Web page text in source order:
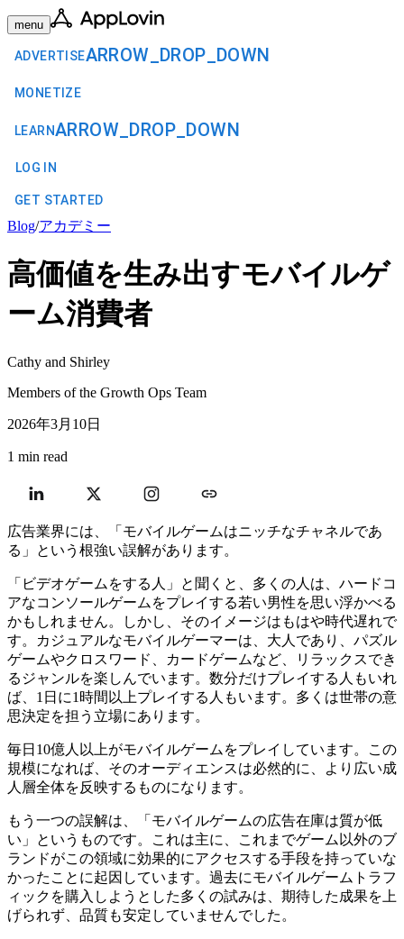
menu
ADVERTISEARROW_DROP_DOWN
MONETIZE
LEARNARROW_DROP_DOWN
LOG IN
GET STARTED
Blog/アカデミー
高価値を生み出すモバイルゲ
ーム消費者
Cathy and Shirley
Members of the Growth Ops Team
2026年3月10日
1 min read
広告業界には、「モバイルゲームはニッチなチャネルであ
る」という根強い誤解があります。
「ビデオゲームをする人」と聞くと、多くの人は、ハードコ
アなコンソールゲームをプレイする若い男性を思い浮かべる
かもしれません。しかし、そのイメージはもはや時代遅れで
す。カジュアルなモバイルゲーマーは、大人であり、パズル
ゲームやクロスワード、カードゲームなど、リラックスでき
るジャンルを楽しんでいます。数分だけプレイする人もいれ
ば、1日に1時間以上プレイする人もいます。多くは世帯の意
思決定を担う立場にあります。
毎日10億人以上がモバイルゲームをプレイしています。この
規模になれば、そのオーディエンスは必然的に、より広い成
人層全体を反映するものになります。
もう一つの誤解は、「モバイルゲームの広告在庫は質が低
い」というものです。これは主に、これまでゲーム以外のブ
ランドがこの領域に効果的にアクセスする手段を持っていな
かったことに起因しています。過去にモバイルゲームトラフ
ィックを購入しようとした多くの試みは、期待した成果を上
げられず、品質も安定していませんでした。